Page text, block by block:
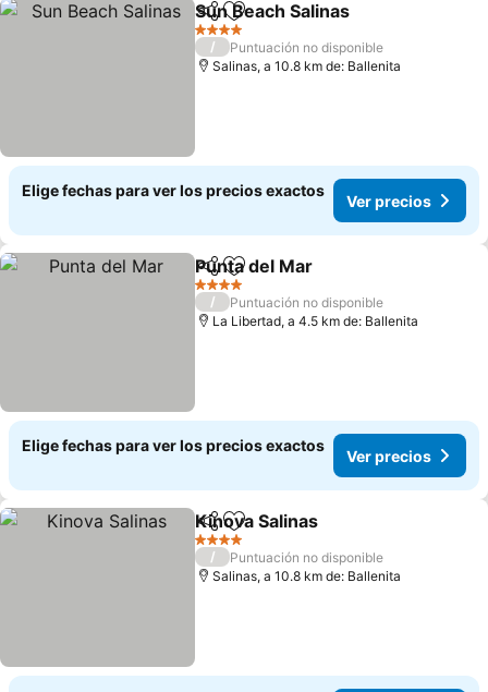
CompartirAgregar a favoritos
Sun Beach Salinas
4 Estrellas
/
Puntuación no disponible
Salinas, a 10.8 km de: Ballenita
Elige fechas para ver los precios exactos
Ver precios
CompartirAgregar a favoritos
Punta del Mar
4 Estrellas
/
Puntuación no disponible
La Libertad, a 4.5 km de: Ballenita
Elige fechas para ver los precios exactos
Ver precios
CompartirAgregar a favoritos
Kinova Salinas
4 Estrellas
/
Puntuación no disponible
Salinas, a 10.8 km de: Ballenita